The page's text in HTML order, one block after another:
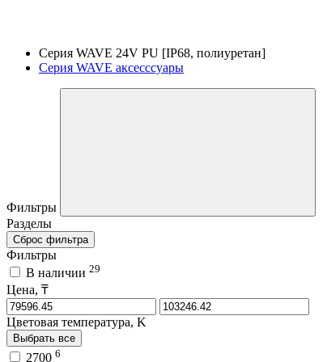
Серия WAVE 24V PU [IP68, полиуретан]
Серия WAVE аксесссуары
Фильтры
Разделы
Сброс фильтра
Фильтры
В наличии 29
Цена, ₸
Цветовая температура, K
Выбрать все
2700 6